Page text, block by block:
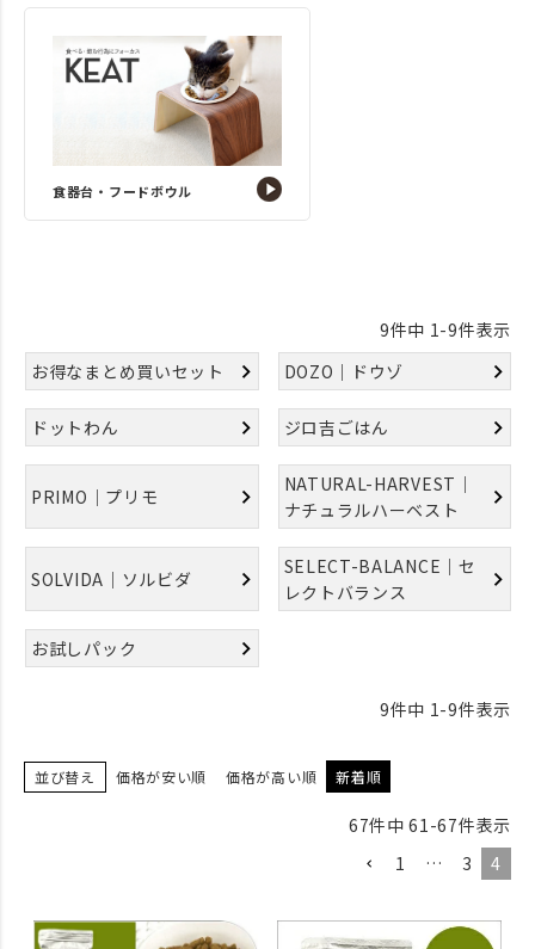
食器台・フードボウル
9件中 1-9件表示
お得なまとめ買いセット
DOZO｜ドウゾ
ドットわん ジロ吉ごはん
PRIMO｜プリモ
NATURAL-HARVEST｜
ナチュラルハーベスト
SOLVIDA｜ソルビダ
SELECT-BALANCE｜セ
レクトバランス
お試しパック
9件中 1-9件表示
並び替え 価格が安い順 価格が高い順 新着順
67件中 61-67件表示
1
… 3 4